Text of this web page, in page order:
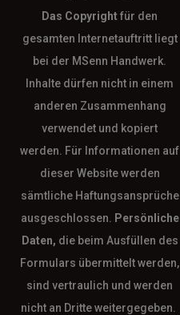
Das Copyrightfür den
gesamten Internetauftritt liegt
bei der MSenn Handwerk.
Inhalte dürfen nicht in einem
anderen Zusammenhang
verwendet und kopiert
werden. Für Informationen auf
dieser Website werden
sämtliche Haftungsansprüche
ausgeschlossen. Persönliche
Daten, die beim Ausfüllen des
Formulars übermittelt werden,
sind vertraulich und werden
nicht an Dritte weitergegeben.